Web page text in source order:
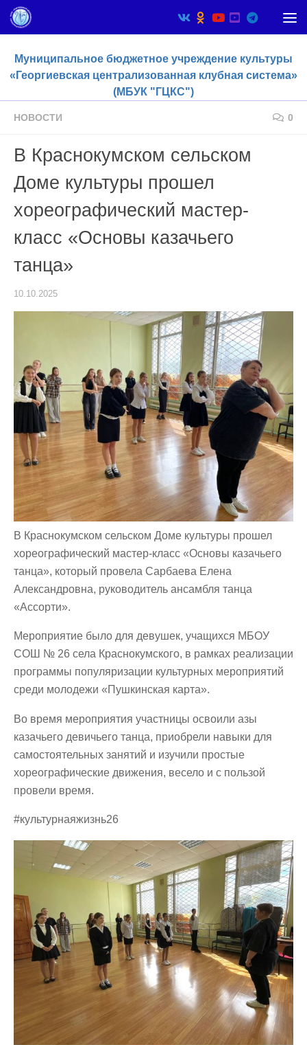
Skip to content
Муниципальное бюджетное учреждение культуры
«Георгиевская централизованная клубная система»
(МБУК "ГЦКС")
НОВОСТИ 0
В Краснокумском сельском
Доме культуры прошел
хореографический мастер-
класс «Основы казачьего
танца»
10.10.2025
В Краснокумском сельском Доме культуры прошел
хореографический мастер-класс «Основы казачьего
танца», который провела Сарбаева Елена
Александровна, руководитель ансамбля танца
«Ассорти».
Мероприятие было для девушек, учащихся МБОУ
СОШ № 26 села Краснокумского, в рамках реализации
программы популяризации культурных мероприятий
среди молодежи «Пушкинская карта».
Во время мероприятия участницы освоили азы
казачьего девичьего танца, приобрели навыки для
самостоятельных занятий и изучили простые
хореографические движения, весело и с пользой
провели время.
#культурнаяжизнь26